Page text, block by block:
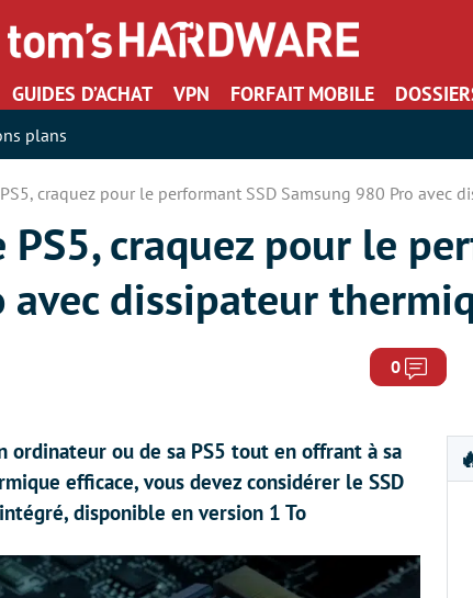
GUIDES D’ACHAT VPN FORFAIT MOBILE
plans
craquez pour le performant SSD Samsung 980 Pro avec
PS5, craquez pour le
avec dissipateur
0
ordinateur ou de sa PS5 tout en offrant à sa
efficace, vous devez considérer le SSD
disponible en version 1 To